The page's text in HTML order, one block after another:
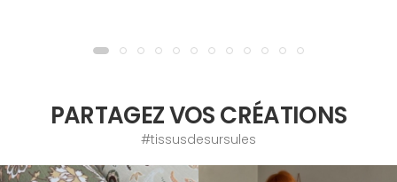
PARTAGEZ VOS CRÉATIONS
#tissusdesursules